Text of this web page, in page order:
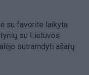
su favorite laikyta
su Lietuvos
sutramdyti ašarų